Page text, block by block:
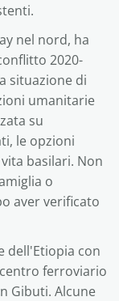
nel nord, ha
2020-
situazione di
umanitarie
su
le opzioni
basilari. Non
o
aver verificato
dell'Etiopia con
ferroviario
Gibuti. Alcune